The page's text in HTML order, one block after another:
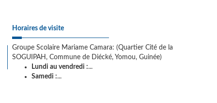
Horaires de visite
Groupe Scolaire Mariame Camara: (Quartier Cité de la
SOGUIPAH, Commune de Diécké, Yomou, Guinée)
Lundi au vendredi :...
Samedi :...